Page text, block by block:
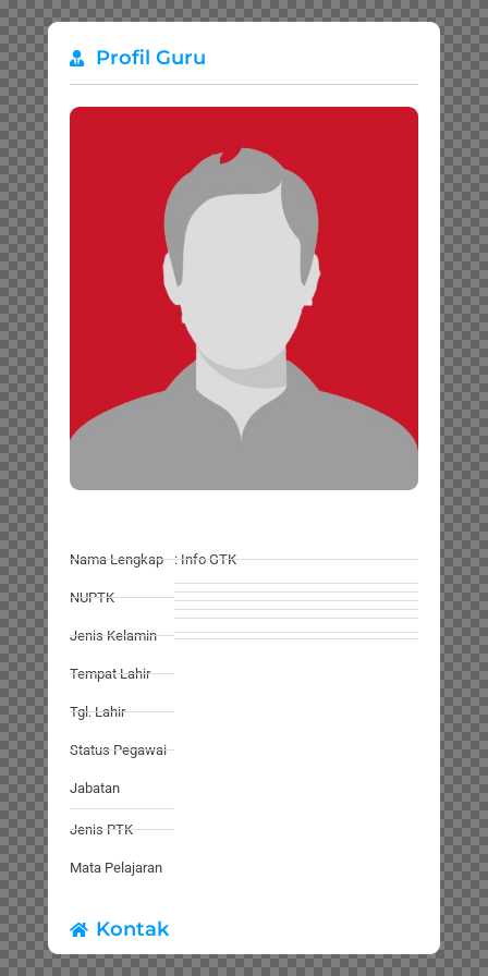
Profil Guru
Nama Lengkap
NUPTK
Jenis Kelamin
Tempat Lahir
Tgl. Lahir
Status Pegawai
Jabatan
Jenis PTK
Mata Pelajaran
: Info GTK
Kontak